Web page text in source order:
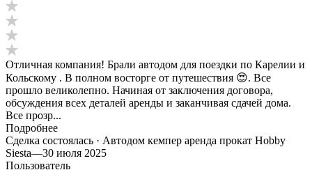
Отличная компания! Брали автодом для поездки по Карелии и
Кольскому . В полном восторге от путешествия 😍. Все
прошло великолепно. Начиная от заключения договора,
обсуждения всех деталей аренды и заканчивая сдачей дома.
Все прозр...
Подробнее
Сделка состоялась · Автодом кемпер аренда прокат Hobby
Siesta—30 июля 2025
Пользователь